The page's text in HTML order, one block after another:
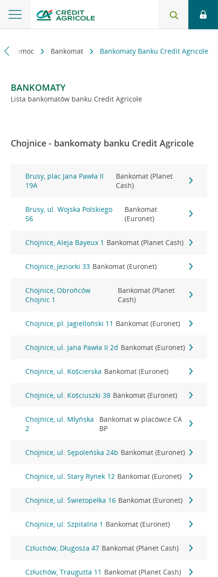
i pomoc Bankomat Bankomaty Banku Credit Agricole
BANKOMATY
Lista bankomatów banku Credit Agricole
Chojnice - bankomaty banku Credit Agricole
Brusy, plac Jana Pawła II
19A
Bankomat (Planet
Cash)
Brusy, ul. Wojska Polskiego
56
Bankomat
(Euronet)
Chojnice, Aleja Bayeux 1 Bankomat (Planet Cash)
Chojnice, Jeziorki 33 Bankomat (Euronet)
Chojnice, Obrońców
Chojnic 1
Bankomat (Planet
Cash)
Chojnice, pl. Jagielloński 11 Bankomat (Euronet)
Chojnice, ul. Jana Pawła II 2d Bankomat (Euronet)
Chojnice, ul. Kościerska Bankomat (Euronet)
Chojnice, ul. Kościuszki 38 Bankomat (Euronet)
Chojnice, ul. Młyńska
2
Bankomat w placówce CA
BP
Chojnice, ul. Sępoleńska 24b Bankomat (Euronet)
Chojnice, ul. Stary Rynek 12 Bankomat (Euronet)
Chojnice, ul. Świetopełka 16 Bankomat (Euronet)
Chojnice, ul. Szpitalna 1 Bankomat (Euronet)
Człuchów, Długosza 47 Bankomat (Planet Cash)
Człuchów, Traugutta 11 Bankomat (Planet Cash)